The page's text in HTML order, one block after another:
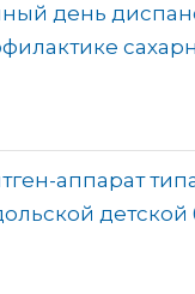
день
аппарат